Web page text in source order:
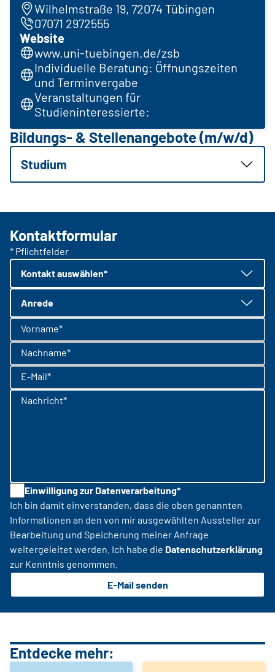
Wilhelmstraße 19, 72074 Tübingen
07071 2972555
Website
www.uni-tuebingen.de/zsb
Individuelle Beratung: Öffnungszeiten
und Terminvergabe
Veranstaltungen für
Studieninteressierte:
Bildungs- & Stellenangebote (m/w/d)
Studium
Kontaktformular
* Pflichtfelder
Kontakt auswählen*
Anrede
Vorname*
Nachname*
E-Mail*
Nachricht*
Einwilligung zur Datenverarbeitung*
Ich bin damit einverstanden, dass die oben genannten
Informationen an den von mir ausgewählten Aussteller zur
Bearbeitung und Speicherung meiner Anfrage
weitergeleitet werden. Ich habe die Datenschutzerklärung
zur Kenntnis genommen.
E-Mail senden
Entdecke mehr: